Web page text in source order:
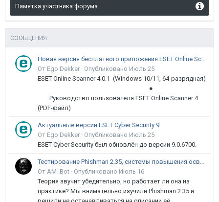
Памятка участника форума
СООБЩЕНИЯ
Новая версия бесплатного приложения ESET Online Scanner доступна пользователям
От Ego Dekker · Опубликовано Июль 25
ESET Online Scanner 4.0.1 (Windows 10/11, 64-разрядная)
●
Руководство пользователя ESET Online Scanner 4
(PDF-файл)
Актуальные версии ESET Cyber Security 9
От Ego Dekker · Опубликовано Июль 25
ESET Cyber Security был обновлён до версии 9.0.6700.
Тестирование Phishman 2.35, системы повышения осведомлённости пользователей в сфере ИБ
От AM_Bot · Опубликовано Июль 16
Теория звучит убедительно, но работает ли она на
практике? Мы внимательно изучили Phishman 2.35 и